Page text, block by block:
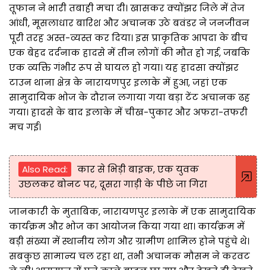
तूफान ने भारी तबाही मचा दी। खासकर क्योंझर जिले में तेज
आंधी, मूसलाधार बारिश और अचानक उठे बवंडर ने जनजीवन
पूरी तरह अस्त-व्यस्त कर दिया। इस प्राकृतिक आपदा के बीच
एक बेहद दर्दनाक हादसे में तीन लोगों की मौत हो गई, जबकि
एक व्यक्ति गंभीर रूप से घायल हो गया। यह हादसा क्योंझर
टाउन थाना क्षेत्र के नारायणपुर इलाके में हुआ, जहां एक
सामुदायिक भोज के दौरान लगाया गया बड़ा टेंट अचानक ढह
गया। हादसे के बाद इलाके में चीख-पुकार और अफरा-तफरी
मच गई।
Also Read:
कार से भिड़ी बाइक, एक युवक
उछलकर बोनट पर, दूसरा गाड़ी के पीछे जा गिरा
जानकारी के मुताबिक, नारायणपुर इलाके में एक सामुदायिक
कार्यक्रम और भोज का आयोजन किया गया था। कार्यक्रम में
बड़ी संख्या में स्थानीय लोग और ग्रामीण शामिल होने पहुंचे थे।
सबकुछ सामान्य चल रहा था, तभी अचानक मौसम ने करवट